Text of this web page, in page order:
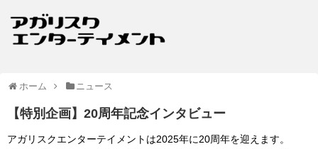
ホーム ニュース
【特別企画】20周年記念インタビュー
アガリスクエンターテイメントは2025年に20周年を迎えます。